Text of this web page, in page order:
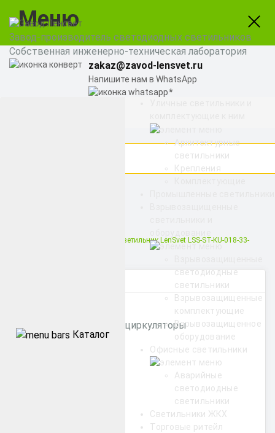
Меню
Завод-производитель светодиодных светильников
Собственная инженерно-техническая лаборатория
zakaz@zavod-lensvet.ru
Напишите нам в WhatsApp
Каталог
Архитектурные
светильники
Крепления
светодиодные
светильники
Взрывозащищенные
комплектующие
Взрывозащищенное
оборудование
Офисные светильники
Аварийные
светодиодные
светильники
Светильники ЖКХ
Торговые ритейл
Уличный светодиодный светильник LenSvet LSS-ST-KU-018-33-
Бактерицидные рециркуляторы